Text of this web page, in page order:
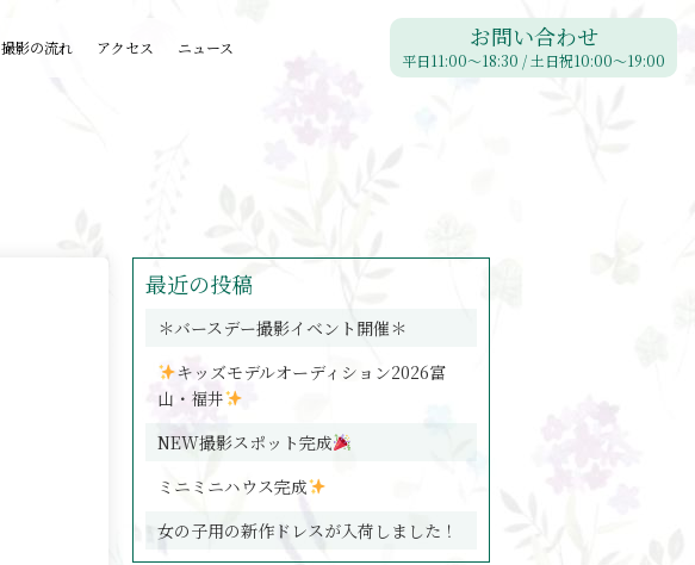
撮影の流れ アクセス ニュース お問い合わせ
平日11:00〜18:30 / 土日祝10:00〜19:00
最近の投稿
＊バースデー撮影イベント開催＊
キッズモデルオーディション2026富
山・福井
NEW撮影スポット完成
ミニミニハウス完成
女の子用の新作ドレスが入荷しました！